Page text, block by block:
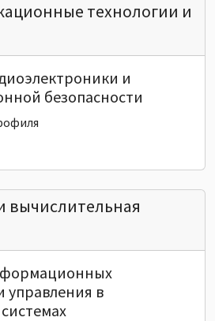
технологии и
и
безопасности
вычислительная
управления в